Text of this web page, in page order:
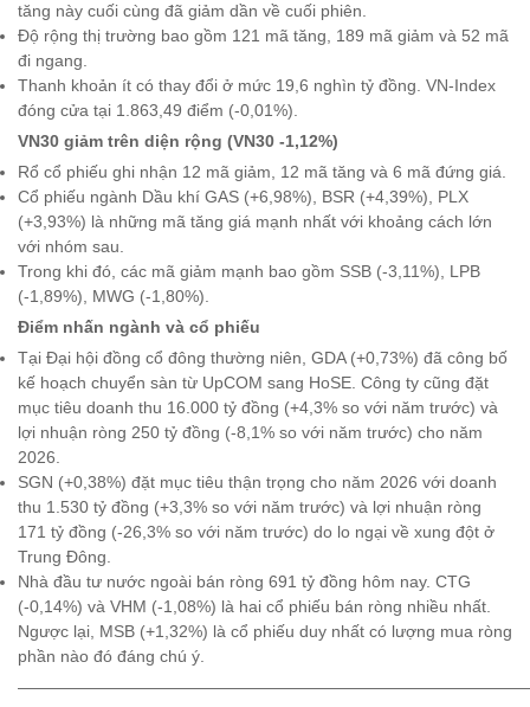
tăng này cuối cùng đã giảm dần về cuối phiên.
Độ rộng thị trường bao gồm 121 mã tăng, 189 mã giảm và 52 mã
đi ngang.
Thanh khoản ít có thay đổi ở mức 19,6 nghìn tỷ đồng. VN-Index
đóng cửa tại 1.863,49 điểm (-0,01%).
VN30 giảm trên diện rộng (VN30 -1,12%)
Rổ cổ phiếu ghi nhận 12 mã giảm, 12 mã tăng và 6 mã đứng giá.
Cổ phiếu ngành Dầu khí GAS (+6,98%), BSR (+4,39%), PLX
(+3,93%) là những mã tăng giá mạnh nhất với khoảng cách lớn
với nhóm sau.
Trong khi đó, các mã giảm mạnh bao gồm SSB (-3,11%), LPB
(-1,89%), MWG (-1,80%).
Điểm nhấn ngành và cổ phiếu
Tại Đại hội đồng cổ đông thường niên, GDA (+0,73%) đã công bố
kế hoạch chuyển sàn từ UpCOM sang HoSE. Công ty cũng đặt
mục tiêu doanh thu 16.000 tỷ đồng (+4,3% so với năm trước) và
lợi nhuận ròng 250 tỷ đồng (-8,1% so với năm trước) cho năm
2026.
SGN (+0,38%) đặt mục tiêu thận trọng cho năm 2026 với doanh
thu 1.530 tỷ đồng (+3,3% so với năm trước) và lợi nhuận ròng
171 tỷ đồng (-26,3% so với năm trước) do lo ngại về xung đột ở
Trung Đông.
Nhà đầu tư nước ngoài bán ròng 691 tỷ đồng hôm nay. CTG
(-0,14%) và VHM (-1,08%) là hai cổ phiếu bán ròng nhiều nhất.
Ngược lại, MSB (+1,32%) là cổ phiếu duy nhất có lượng mua ròng
phần nào đó đáng chú ý.